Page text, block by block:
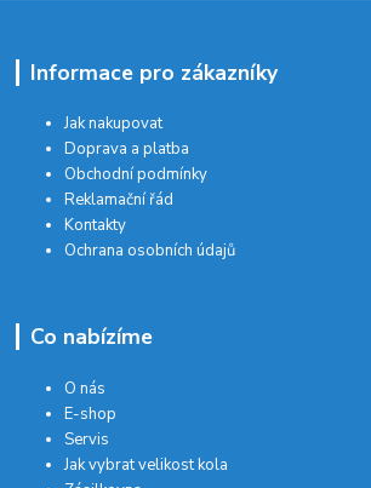
Informace pro zákazníky
Jak nakupovat
Doprava a platba
Obchodní podmínky
Reklamační řád
Kontakty
Ochrana osobních údajů
Co nabízíme
O nás
E-shop
Servis
Jak vybrat velikost kola